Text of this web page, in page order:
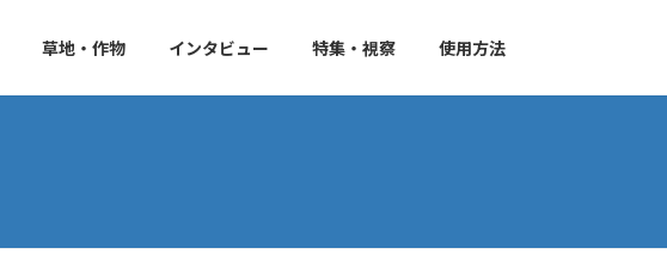
草地・作物 インタビュー 特集・視察 使用方法